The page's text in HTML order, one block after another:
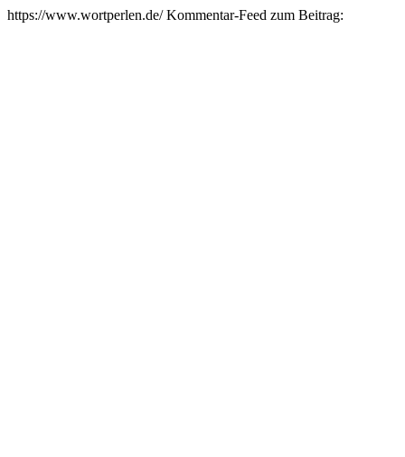
https://www.wortperlen.de/Kommentar-Feed zum Beitrag: